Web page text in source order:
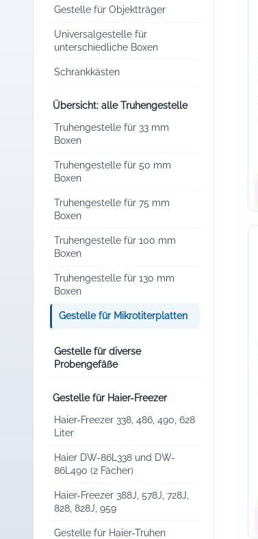
Gestelle für Objektträger
Universalgestelle für
unterschiedliche Boxen
Schrankkästen
Übersicht: alle Truhengestelle
Truhengestelle für 33 mm
Boxen
Truhengestelle für 50 mm
Boxen
Truhengestelle für 75 mm
Boxen
Truhengestelle für 100 mm
Boxen
Truhengestelle für 130 mm
Boxen
Gestelle für Mikrotiterplatten
Gestelle für diverse
Probengefäße
Gestelle für Haier-Freezer
Haier-Freezer 338, 486, 490, 628
Liter
Haier DW-86L338 und DW-
86L490 (2 Fächer)
Haier-Freezer 388J, 578J, 728J,
828, 828J, 959
Gestelle für Haier-Truhen